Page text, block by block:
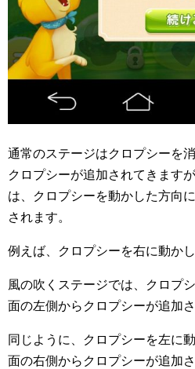
通常のステージはクロプシーを
クロプシーが追加されてきます
は、クロプシーを動かした方向
されます。
例えば、クロプシーを右に動か
風の吹くステージでは、クロプ
面の左側からクロプシーが追加さ
同じように、クロプシーを左に
面の右側からクロプシーが追加さ